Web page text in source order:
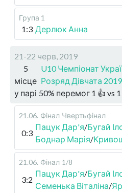
Група 1
1:3 Дерлюк Анна
21-22 черв, 2019
5
місце
U10 Чемпіонат
Розряд Дівчата 2019
у парі 50% перемог 1 👍 vs 1
21.06. Фінал Чвертьфінал
0:3
Пацук Дар'я/Бугай
Боднар Марія/
21.06. Фінал 1/8
3:2
Пацук Дар'я/Бугай
Семенька Віталіна/